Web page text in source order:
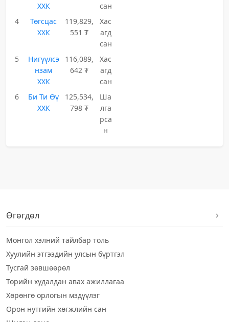
ХХК
сан
4
Төгсцас
ХХК
119,829,
551 ₮
Хас
агд
сан
5
Нигүүлсэ
нзам
ХХК
116,089,
642 ₮
Хас
агд
сан
6
Би Ти Өү
ХХК
125,534,
798 ₮
Ша
лга
рса
н
Өгөгдөл
Монгол хэлний тайлбар толь
Хуулийн этгээдийн улсын бүртгэл
Тусгай зөвшөөрөл
Төрийн худалдан авах ажиллагаа
Хөрөнгө орлогын мэдүүлэг
Орон нутгийн хөгжлийн сан